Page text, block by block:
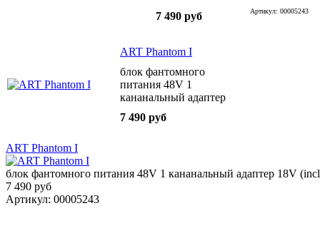
7 490 руб
Артикул: 00005243
ART Phantom I
блок фантомного
питания 48V 1
кананальный адаптер
7 490 руб
ART Phantom I
блок фантомного питания 48V 1 кананальный адаптер 18V
7 490 руб
Артикул: 00005243